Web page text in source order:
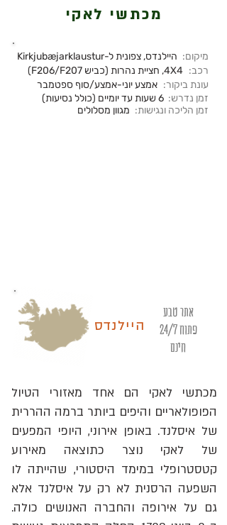
מכתשי לאקי
מיקום: היילנדס, צפונית ל-Kirkjubæjarklaustur
רכב: 4X4, חציית נהרות (כביש F206/F207)
עונת ביקור: אמצע יוני-אמצע/סוף ספטמבר
זמן נדרש: 6 שעות עד יומיים (כולל נסיעות)
זמן הליכה ונגישות: מגוון מסלולים
היילנדס
אתר טבע
פתוח 24/7
חינם
מכתשי לאקי הם אחד מאזורי הטיול
הפופולאריים והיפים ביותר ברמה ההררית
של איסלנד. באופן אירוני, היופי המפעים
של לאקי נוצר כתוצאה מאירוע
קטסטרופלי במימד היסטורי, שהייתה לו
השפעה הרסנית לא רק על איסלנד אלא
גם על אירופה והחברה האנושים כולה.